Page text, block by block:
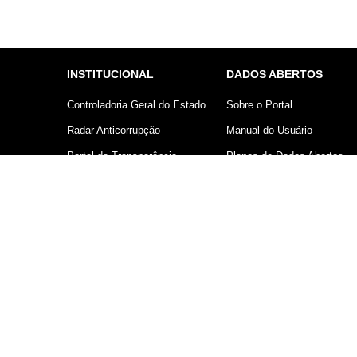
INSTITUCIONAL
Controladoria Geral do Estado
Radar Anticorrupção
Portal da Transparência
DADOS ABERTOS
Sobre o Portal
Manual do Usuário
Planos de Dados Abertos